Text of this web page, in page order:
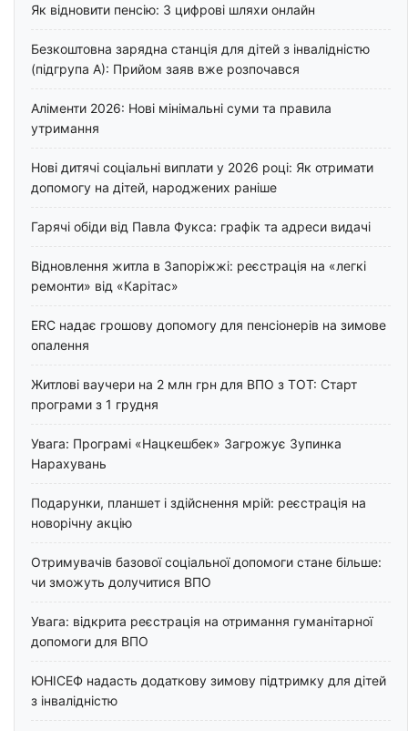
Як відновити пенсію: 3 цифрові шляхи онлайн
Безкоштовна зарядна станція для дітей з інвалідністю
(підгрупа А): Прийом заяв вже розпочався
Аліменти 2026: Нові мінімальні суми та правила
утримання
Нові дитячі соціальні виплати у 2026 році: Як отримати
допомогу на дітей, народжених раніше
Гарячі обіди від Павла Фукса: графік та адреси видачі
Відновлення житла в Запоріжжі: реєстрація на «легкі
ремонти» від «Карітас»
ERC надає грошову допомогу для пенсіонерів на зимове
опалення
Житлові ваучери на 2 млн грн для ВПО з ТОТ: Старт
програми з 1 грудня
Увага: Програмі «Нацкешбек» Загрожує Зупинка
Нарахувань
Подарунки, планшет і здійснення мрій: реєстрація на
новорічну акцію
Отримувачів базової соціальної допомоги стане більше:
чи зможуть долучитися ВПО
Увага: відкрита реєстрація на отримання гуманітарної
допомоги для ВПО
ЮНІСЕФ надасть додаткову зимову підтримку для дітей
з інвалідністю